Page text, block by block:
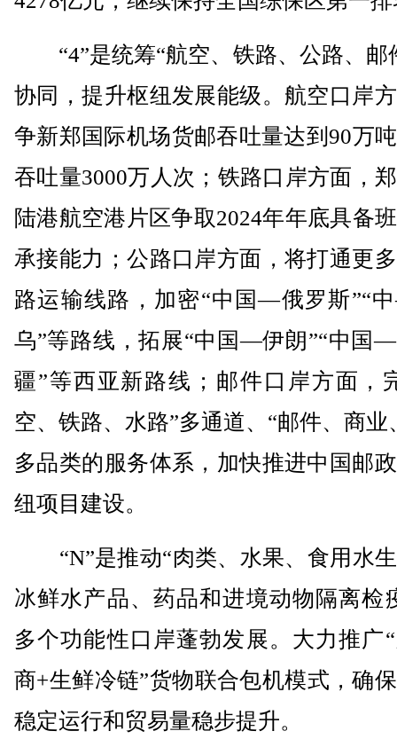
“4”是统筹“航空、铁路、公路、邮
协同，提升枢纽发展能级。航空口岸
争新郑国际机场货邮吞吐量达到90万
吞吐量3000万人次；铁路口岸方面，
陆港航空港片区争取2024年年底具备
承接能力；公路口岸方面，将打通更
路运输线路，加密“中国—俄罗斯”“
乌”等路线，拓展“中国—伊朗”“中国
疆”等西亚新路线；邮件口岸方面，
空、铁路、水路”多通道、“邮件、商业
多品类的服务体系，加快推进中国邮
纽项目建设。
“N”是推动“肉类、水果、食用水
冰鲜水产品、药品和进境动物隔离检
多个功能性口岸蓬勃发展。大力推广
商+生鲜冷链”货物联合包机模式，确
稳定运行和贸易量稳步提升。